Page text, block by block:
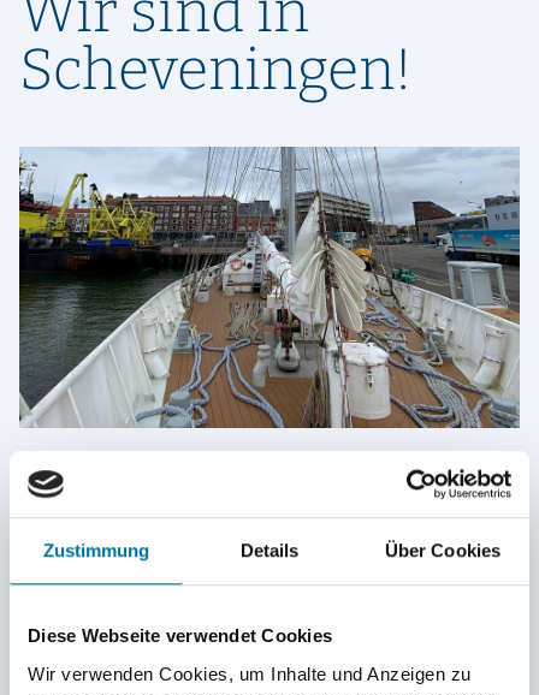
Zustimmung Details Über Cookies
Diese Webseite verwendet Cookies
Wir verwenden Cookies, um Inhalte und Anzeigen zu
Scheveningen!
Laura
15.05.2026
Nach Hause
Monaten haben wir wieder europäisches Festland
erreicht und wurden mit Fischgeruch, Schietwetter